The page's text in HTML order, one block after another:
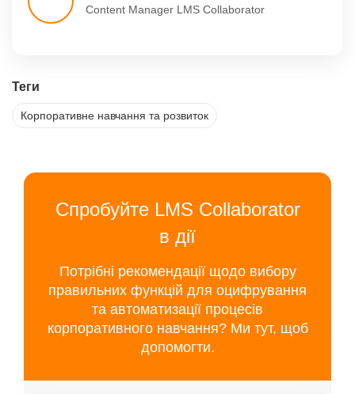
Content Manager LMS Collaborator
Теги
Корпоративне навчання та розвиток
Спробуйте LMS Collaborator
в дії
Потрібні рекомендації щодо вибору
правильних функцій для оцифрування
та автоматизації процесів
корпоративного навчання? Ми тут, щоб
допомогти.